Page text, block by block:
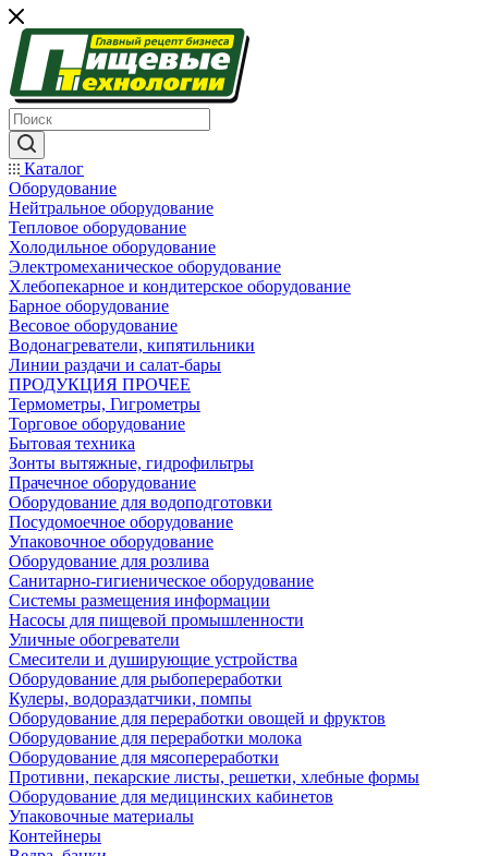
Каталог
Оборудование
Нейтральное оборудование
Тепловое оборудование
Холодильное оборудование
Электромеханическое оборудование
Хлебопекарное и кондитерское оборудование
Барное оборудование
Весовое оборудование
Водонагреватели, кипятильники
Линии раздачи и салат-бары
ПРОДУКЦИЯ ПРОЧЕЕ
Термометры, Гигрометры
Торговое оборудование
Бытовая техника
Зонты вытяжные, гидрофильтры
Прачечное оборудование
Оборудование для водоподготовки
Посудомоечное оборудование
Упаковочное оборудование
Оборудование для розлива
Санитарно-гигиеническое оборудование
Системы размещения информации
Насосы для пищевой промышленности
Уличные обогреватели
Смесители и душирующие устройства
Оборудование для рыбопереработки
Кулеры, водораздатчики, помпы
Оборудование для переработки овощей и фруктов
Оборудование для переработки молока
Оборудование для мясопереработки
Противни, пекарские листы, решетки, хлебные формы
Оборудование для медицинских кабинетов
Упаковочные материалы
Контейнеры